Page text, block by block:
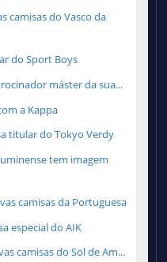
camisas do Vasco da
do Sport Boys
máster da sua...
a Kappa
titular do Tokyo Verdy
tem imagem
camisas da Portuguesa
especial do AIK
camisas do Sol de Am...